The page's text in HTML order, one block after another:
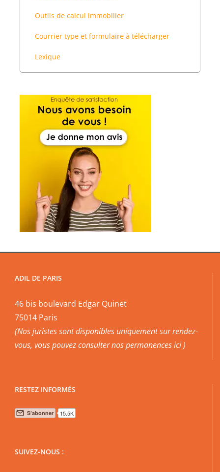
Outils de calcul immobilier
Courrier type et formulaire à télécharger
Lexique
ADIL DE PARIS
46 bis boulevard Edgar Quinet
75014 Paris
(Nos juristes sont disponibles uniquement sur rendez-
vous, vous pouvezconsulter nos permanences ici )
RESTEZ INFORMÉS
SUIVEZ-NOUS :